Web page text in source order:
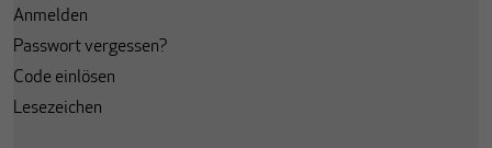
Anmelden
Passwort vergessen?
Code einlösen
Lesezeichen